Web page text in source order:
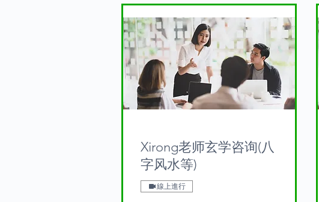
Xirong老师玄学咨询(八
字风水等)
線上進行